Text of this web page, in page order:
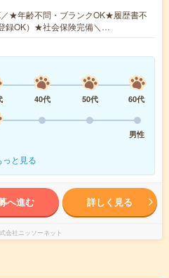
★年齢不問・ブランクOK★履歴書不
録OK）★社会保険完備＼…
40代 50代
60代
男性
っと見る
へ進む 詳しく見る
会社ニッソーネット